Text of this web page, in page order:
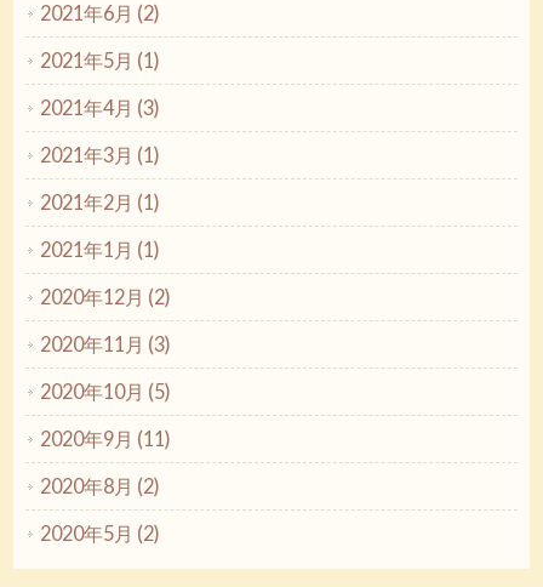
2021年6月 (2)
2021年5月 (1)
2021年4月 (3)
2021年3月 (1)
2021年2月 (1)
2021年1月 (1)
2020年12月 (2)
2020年11月 (3)
2020年10月 (5)
2020年9月 (11)
2020年8月 (2)
2020年5月 (2)